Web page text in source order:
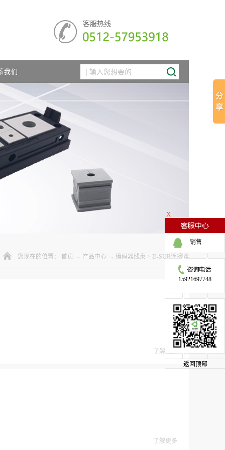
客服热线
我们
您现在的位置： 首页 → 产品中心 → 编码器线束 > D-SUB连接器
了解更多
了解更多
X
销售
15921697748
返回顶部